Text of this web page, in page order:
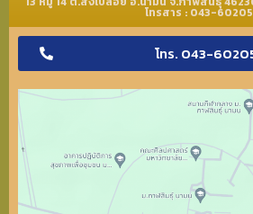
โทรสาร : 043-
โทร. 043-